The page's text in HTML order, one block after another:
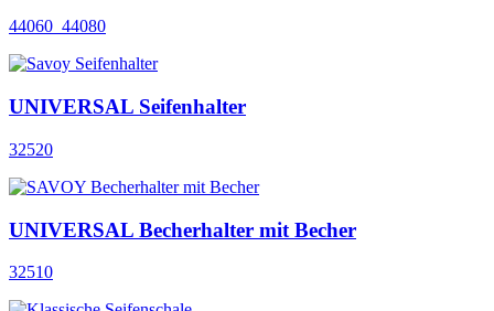
44060_44080
UNIVERSAL Seifenhalter
32520
UNIVERSAL Becherhalter mit Becher
32510